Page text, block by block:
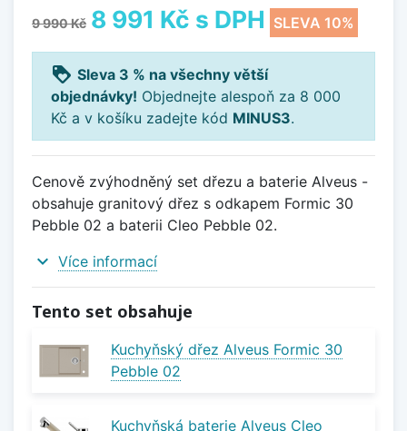
9 990 Kč 8 991 Kč s DPH SLEVA 10%
loyalty Sleva 3 % na všechny větší
objednávky! Objednejte alespoň za 8 000
Kč a v košíku zadejte kód MINUS3.
Cenově zvýhodněný set dřezu a baterie Alveus -
obsahuje granitový dřez s odkapem Formic 30
Pebble 02 a baterii Cleo Pebble 02.
expand_more Více informací
Tento set obsahuje
Kuchyňský dřez Alveus Formic 30
Pebble 02
Kuchyňská baterie Alveus Cleo